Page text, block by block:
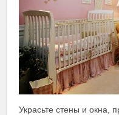
Украсьте стены и окна,